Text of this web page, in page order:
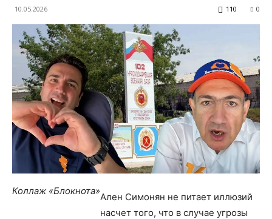
10.05.2026 0
110
Коллаж «Блокнота»
Ален Симонян не питает иллюзий
насчет того, что в случае угрозы